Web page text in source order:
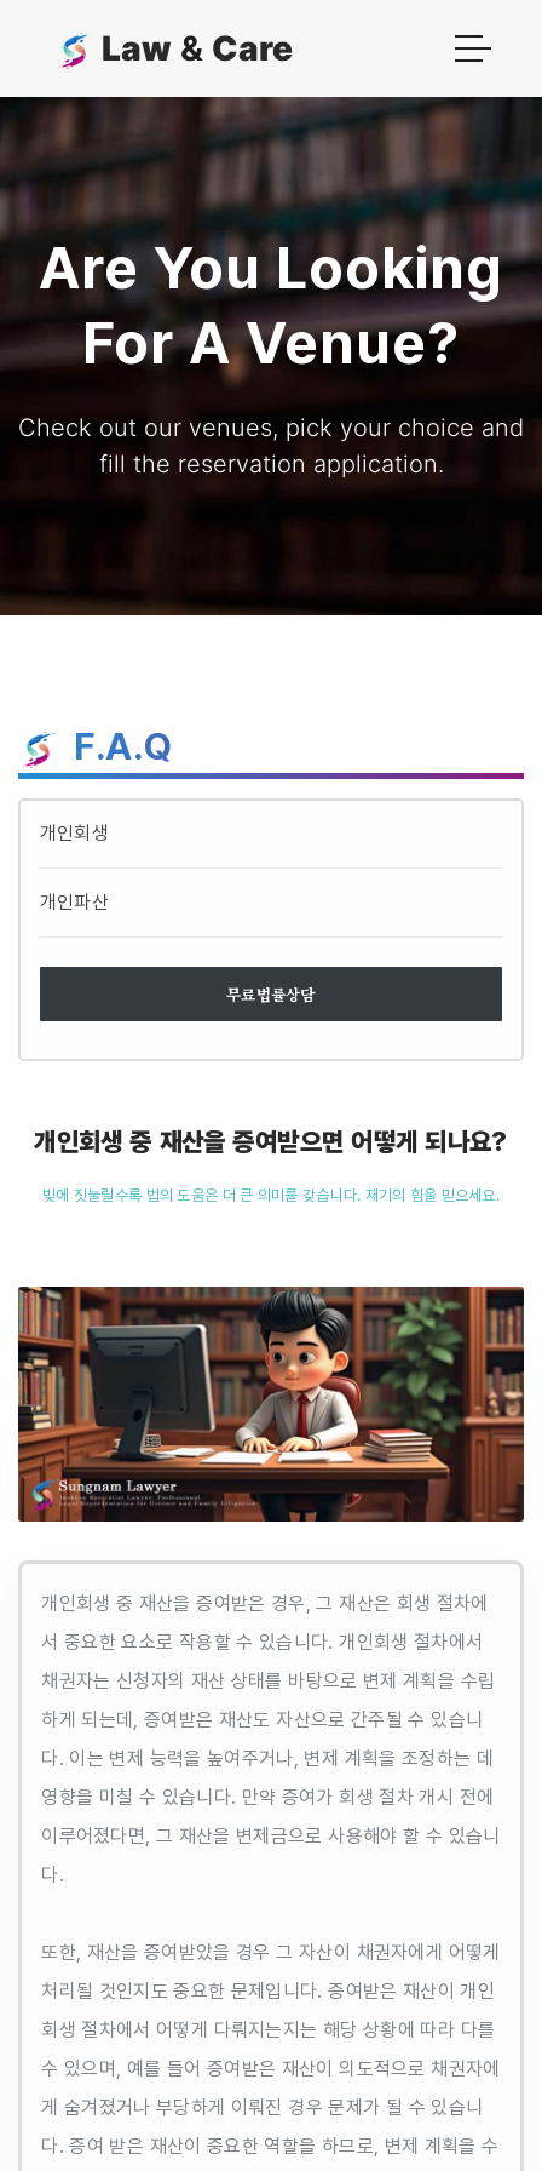
Law & Care
Are You Looking
For A Venue?
Check out our venues, pick your choice and
fill the reservation application.
F.A.Q
개인회생
개인파산
무료법률상담
개인회생 중 재산을 증여받으면 어떻게 되나요?
빚에 짓눌릴수록 법의 도움은 더 큰 의미를 갖습니다. 재기의 힘을 믿으세요.
개인회생 중 재산을 증여받은 경우, 그 재산은 회생 절차에
서 중요한 요소로 작용할 수 있습니다. 개인회생 절차에서
채권자는 신청자의 재산 상태를 바탕으로 변제 계획을 수립
하게 되는데, 증여받은 재산도 자산으로 간주될 수 있습니
다. 이는 변제 능력을 높여주거나, 변제 계획을 조정하는 데
영향을 미칠 수 있습니다. 만약 증여가 회생 절차 개시 전에
이루어졌다면, 그 재산을 변제금으로 사용해야 할 수 있습니
다.
또한, 재산을 증여받았을 경우 그 자산이 채권자에게 어떻게
처리될 것인지도 중요한 문제입니다. 증여받은 재산이 개인
회생 절차에서 어떻게 다뤄지는지는 해당 상황에 따라 다를
수 있으며, 예를 들어 증여받은 재산이 의도적으로 채권자에
게 숨겨졌거나 부당하게 이뤄진 경우 문제가 될 수 있습니
다. 증여 받은 재산이 중요한 역할을 하므로, 변제 계획을 수